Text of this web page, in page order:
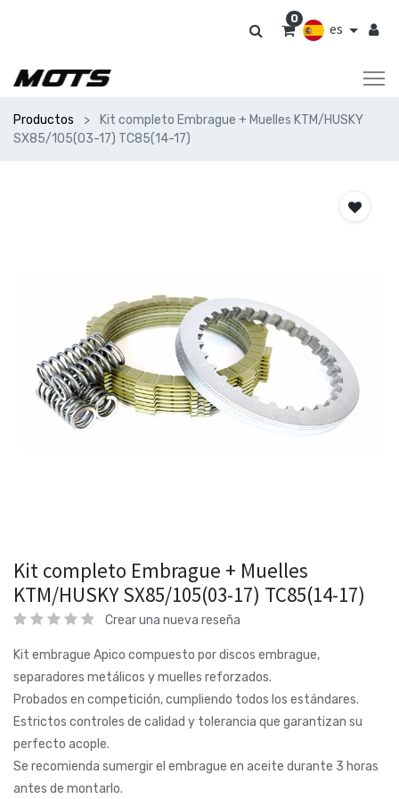
es
0
Productos
Kit completo Embrague + Muelles KTM/HUSKY
SX85/105(03-17) TC85(14-17)
Kit completo Embrague + Muelles
KTM/HUSKY SX85/105(03-17) TC85(14-17)
Crear una nueva reseña
Kit embrague Apico compuesto por discos embrague,
separadores metálicos y muelles reforzados.
Probados en competición, cumpliendo todos los estándares.
Estrictos controles de calidad y tolerancia que garantizan su
perfecto acople.
Se recomienda sumergir el embrague en aceite durante 3 horas
antes de montarlo.